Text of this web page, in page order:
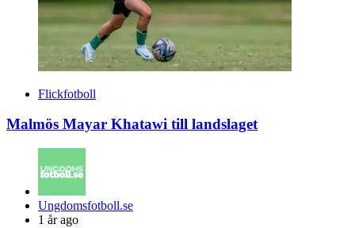
Flickfotboll
Malmös Mayar Khatawi till landslaget
Posted
by
Ungdomsfotboll.se
1 år ago